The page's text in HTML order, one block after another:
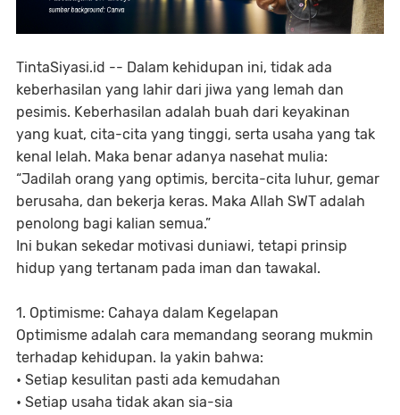
TintaSiyasi.id -- Dalam kehidupan ini, tidak ada
keberhasilan yang lahir dari jiwa yang lemah dan
pesimis. Keberhasilan adalah buah dari keyakinan
yang kuat, cita-cita yang tinggi, serta usaha yang tak
kenal lelah. Maka benar adanya nasehat mulia:
“Jadilah orang yang optimis, bercita-cita luhur, gemar
berusaha, dan bekerja keras. Maka Allah SWT adalah
penolong bagi kalian semua.”
Ini bukan sekedar motivasi duniawi, tetapi prinsip
hidup yang tertanam pada iman dan tawakal.
1. Optimisme: Cahaya dalam Kegelapan
Optimisme adalah cara memandang seorang mukmin
terhadap kehidupan. Ia yakin bahwa:
• Setiap kesulitan pasti ada kemudahan
• Setiap usaha tidak akan sia-sia